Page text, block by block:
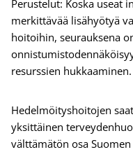
Perustelut: Koska useat
merkittävää lisähyötyä
hoitoihin, seurauksena
resurssien hukkaaminen.
Hedelmöityshoitojen
yksittäinen
välttämätön osa